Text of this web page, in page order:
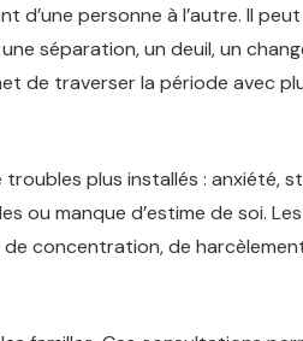
personne à l’autre. Il peut
séparation, un deuil, un
de traverser la période avec
plus installés : anxiété,
ou manque d’estime de soi.
concentration, de